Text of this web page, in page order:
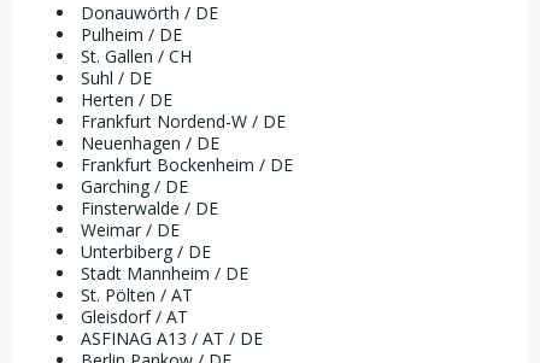
Donauwörth / DE
Pulheim / DE
St. Gallen / CH
Suhl / DE
Herten / DE
Frankfurt Nordend-W / DE
Neuenhagen / DE
Frankfurt Bockenheim / DE
Garching / DE
Finsterwalde / DE
Weimar / DE
Unterbiberg / DE
Stadt Mannheim / DE
St. Pölten / AT
Gleisdorf / AT
ASFINAG A13 / AT / DE